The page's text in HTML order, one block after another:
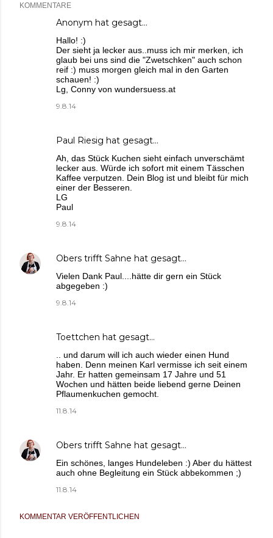
KOMMENTARE
Anonym hat gesagt…
Hallo! :)
Der sieht ja lecker aus..muss ich mir merken, ich
glaub bei uns sind die "Zwetschken" auch schon
reif :) muss morgen gleich mal in den Garten
schauen! :)
Lg, Conny von wundersuess.at
9.8.14
Paul Riesig hat gesagt…
Ah, das Stück Kuchen sieht einfach unverschämt
lecker aus. Würde ich sofort mit einem Tässchen
Kaffee verputzen. Dein Blog ist und bleibt für mich
einer der Besseren.
LG
Paul
9.8.14
Obers trifft Sahne hat gesagt…
Vielen Dank Paul....hätte dir gern ein Stück
abgegeben :)
9.8.14
Toettchen hat gesagt…
.. und darum will ich auch wieder einen Hund
haben. Denn meinen Karl vermisse ich seit einem
Jahr. Er hatten gemeinsam 17 Jahre und 51
Wochen und hätten beide liebend gerne Deinen
Pflaumenkuchen gemocht.
11.8.14
Obers trifft Sahne hat gesagt…
Ein schönes, langes Hundeleben :) Aber du hättest
auch ohne Begleitung ein Stück abbekommen ;)
11.8.14
KOMMENTAR VERÖFFENTLICHEN